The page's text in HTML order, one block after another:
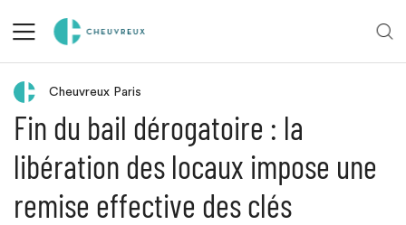
Retour aux actualités
Cheuvreux Paris
Fin du bail dérogatoire : la
libération des locaux impose une
remise effective des clés